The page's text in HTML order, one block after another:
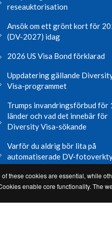
reseauktorisation
Ansök om ett grönt kort för
(DV-2027) idag
2026 US Visa Bond förklarad
Uppdatering gällande
Visa-programmet
Trumps invandringsförbud för
länder och vad det innebär för
Diversity Visa-sökande
Varför du aldrig bör lita på
automatiserade DV-
Läs mer nyheter och blogg
these cookies are essential, while
enable core functionality. The